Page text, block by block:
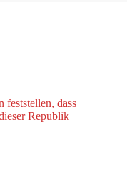
feststellen, dass
Republik